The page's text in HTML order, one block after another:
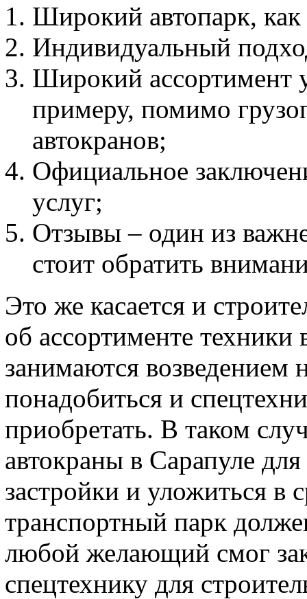
Широкий автопарк, как
Индивидуальный
Широкий ассортимент
примеру, помимо
автокранов;
Официальное
услуг;
Отзывы – один из
стоит обратить
Это же касается и
об ассортименте
занимаются
понадобиться и
приобретать. В таком
автокраны в Сарапуле
застройки и уложиться в
транспортный парк
любой желающий смог
спецтехнику для